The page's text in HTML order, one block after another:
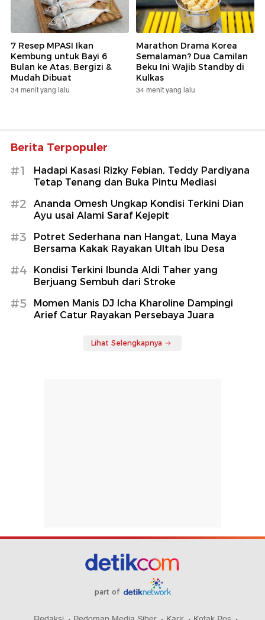
7 Resep MPASI Ikan
Kembung untuk Bayi 6
Bulan ke Atas, Bergizi &
Mudah Dibuat
34 menit yang lalu
Marathon Drama Korea
Semalaman? Dua Camilan
Beku Ini Wajib Standby di
Kulkas
34 menit yang lalu
Berita Terpopuler
#1
Hadapi Kasasi Rizky Febian, Teddy Pardiyana
Tetap Tenang dan Buka Pintu Mediasi
#2
Ananda Omesh Ungkap Kondisi Terkini Dian
Ayu usai Alami Saraf Kejepit
#3
Potret Sederhana nan Hangat, Luna Maya
Bersama Kakak Rayakan Ultah Ibu Desa
#4
Kondisi Terkini Ibunda Aldi Taher yang
Berjuang Sembuh dari Stroke
#5
Momen Manis DJ Icha Kharoline Dampingi
Arief Catur Rayakan Persebaya Juara
Lihat Selengkapnya
part of